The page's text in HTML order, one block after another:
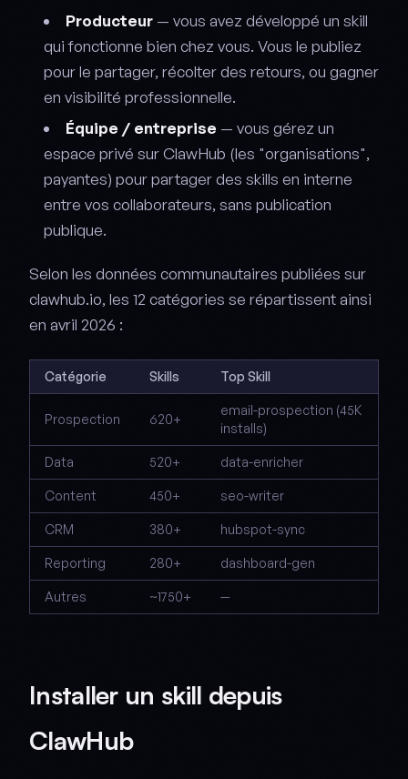
Producteur — vous avez développé un skill
qui fonctionne bien chez vous. Vous le publiez
pour le partager, récolter des retours, ou gagner
en visibilité professionnelle.
Équipe / entreprise — vous gérez un
espace privé sur ClawHub (les "organisations",
payantes) pour partager des skills en interne
entre vos collaborateurs, sans publication
publique.
Selon les données communautaires publiées sur
clawhub.io, les 12 catégories se répartissent ainsi
en avril 2026 :
Catégorie Skills Top Skill
Prospection 620+
email-prospection (45K
installs)
Data 520+ data-enricher
Content 450+ seo-writer
CRM 380+ hubspot-sync
Reporting 280+ dashboard-gen
Autres ~1750+ —
Installer un skill depuis
ClawHub